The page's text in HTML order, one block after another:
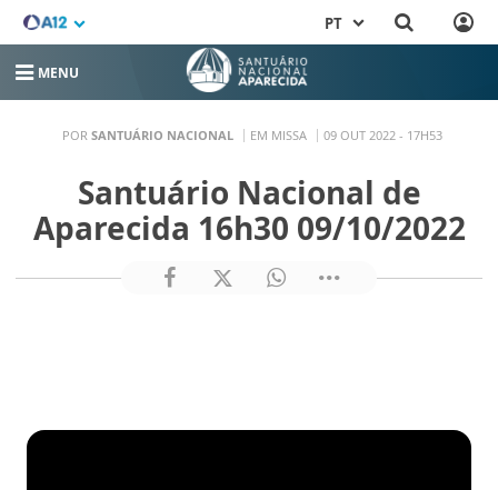
PT
MENU
POR SANTUÁRIO NACIONAL EM MISSA 09 OUT 2022 - 17H53
Santuário Nacional de
Aparecida 16h30 09/10/2022